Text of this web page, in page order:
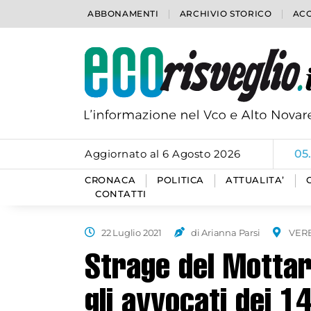
ABBONAMENTI ARCHIVIO STORICO
Aggiornato al 6 Agosto 2026
CRONACA POLITICA ATTUALITA’
CONTATTI
22 Luglio 2021 di Arianna Parsi
Strage del